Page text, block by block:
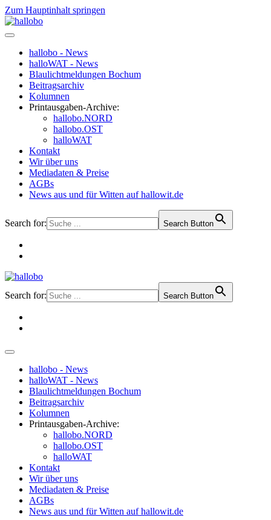
Zum Hauptinhalt springen
hallobo - News
halloWAT - News
Blaulichtmeldungen Bochum
Beitragsarchiv
Kolumnen
Printausgaben-Archive:
hallobo.NORD
hallobo.OST
halloWAT
Kontakt
Wir über uns
Mediadaten & Preise
AGBs
News aus und für Witten auf hallowit.de
Search for: Search Button
Search for: Search Button
hallobo - News
halloWAT - News
Blaulichtmeldungen Bochum
Beitragsarchiv
Kolumnen
Printausgaben-Archive:
hallobo.NORD
hallobo.OST
halloWAT
Kontakt
Wir über uns
Mediadaten & Preise
AGBs
News aus und für Witten auf hallowit.de